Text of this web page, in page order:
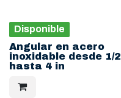
Disponible
Angular en acero
inoxidable desde 1/2
hasta 4 in